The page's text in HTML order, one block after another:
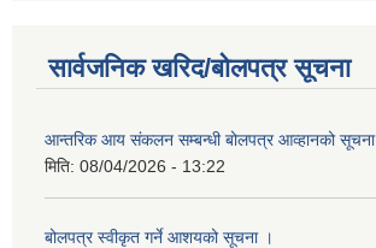
सार्वजनिक खरिद/बोलपत्र सूचना
आन्तरिक आय संकलन सम्बन्धी बोलपत्र आव्हानको सूचना
मिति: 08/04/2026 - 13:22
बोलपत्र स्वीकृत गर्ने आशयको सूचना ।